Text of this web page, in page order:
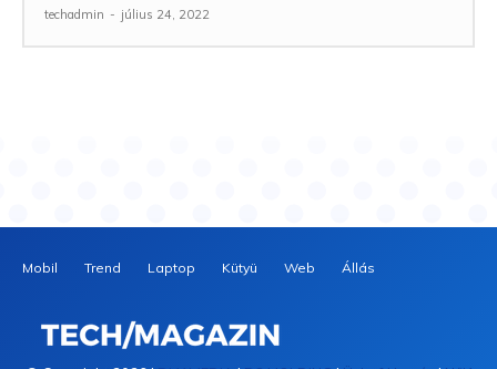
techadmin - július 24, 2022
Mobil Trend Laptop Kütyü Web Állás